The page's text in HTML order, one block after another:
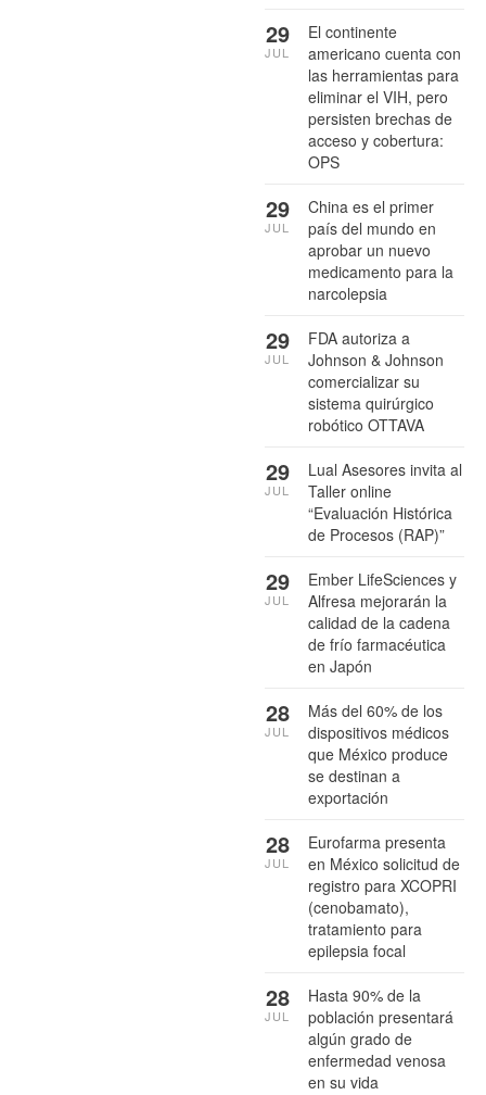
El continente
americano cuenta con
las herramientas para
eliminar el VIH, pero
persisten brechas de
acceso y cobertura:
OPS
29
JUL
China es el primer
país del mundo en
aprobar un nuevo
medicamento para la
narcolepsia
29
JUL
FDA autoriza a
Johnson & Johnson
comercializar su
sistema quirúrgico
robótico OTTAVA
29
JUL
Lual Asesores invita al
Taller online
“Evaluación Histórica
de Procesos (RAP)”
29
JUL
Ember LifeSciences y
Alfresa mejorarán la
calidad de la cadena
de frío farmacéutica
en Japón
29
JUL
Más del 60% de los
dispositivos médicos
que México produce
se destinan a
exportación
28
JUL
Eurofarma presenta
en México solicitud de
registro para XCOPRI
(cenobamato),
tratamiento para
epilepsia focal
28
JUL
Hasta 90% de la
población presentará
algún grado de
enfermedad venosa
en su vida
28
JUL